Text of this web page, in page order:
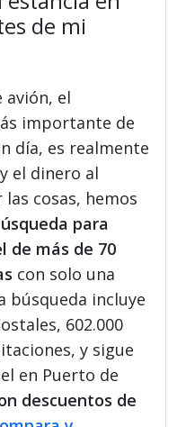
de mi
avión, el
importante de
día, es realmente
el dinero al
cosas, hemos
para
de más de 70
con solo una
búsqueda incluye
602.000
y sigue
en Puerto de
descuentos de